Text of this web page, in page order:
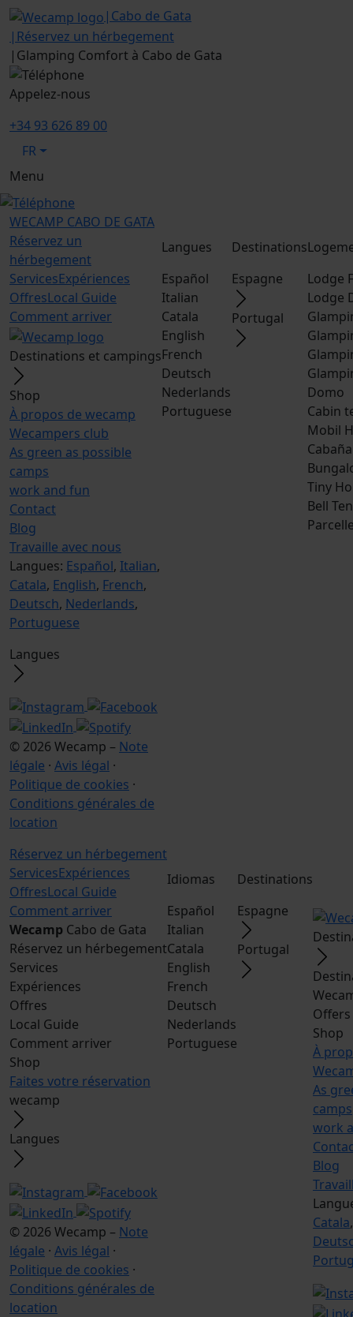
| Cabo de Gata
| Réservez un hérbegement
| Glamping Comfort à Cabo de Gata
Appelez-nous
+34 93 626 89 00
FR
Menu
WECAMP CABO DE GATA
Réservez un
hérbegement
ServicesExpériences
OffresLocal Guide
Comment arriver
Destinations et campings
Shop
À propos de wecamp
Wecampers club
As green as possible
camps
work and fun
Contact
Blog
Travaille avec nous
Langues: Español, Italian,
Catala, English, French,
Deutsch, Nederlands,
Portuguese
Langues
© 2026 Wecamp – Note
légale · Avis légal ·
Politique de cookies ·
Conditions générales de
location
Langues
Español
Italian
Catala
English
French
Deutsch
Nederlands
Portuguese
Destinations
Espagne
Portugal
Lodge
Lodge
Domo
Cabin
Mobil
Tiny
Bell
Réservez un hérbegement
ServicesExpériences
OffresLocal Guide
Comment arriver
Wecamp Cabo de Gata
Réservez un hérbegement
Services
Expériences
Offres
Local Guide
Comment arriver
Shop
Faites votre réservation
wecamp
Langues
© 2026 Wecamp – Note
légale · Avis légal ·
Politique de cookies ·
Conditions générales de
location
Idiomas
Español
Italian
Catala
English
French
Deutsch
Nederlands
Portuguese
Destinations
Espagne
Portugal
Offers
Shop
À
As
camps
work
Blog
Catala